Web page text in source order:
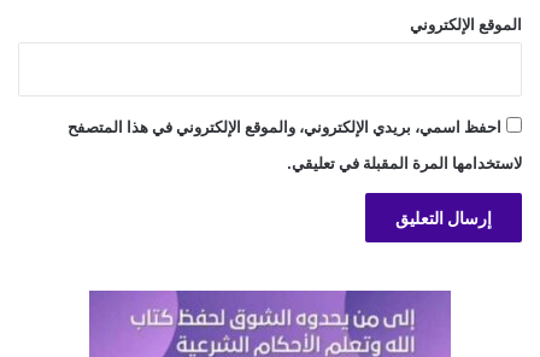
الموقع الإلكتروني
احفظ اسمي، بريدي الإلكتروني، والموقع الإلكتروني في هذا المتصفح
لاستخدامها المرة المقبلة في تعليقي.